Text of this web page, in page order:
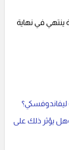
ينتهي في نهاية
يؤثر ذلك على